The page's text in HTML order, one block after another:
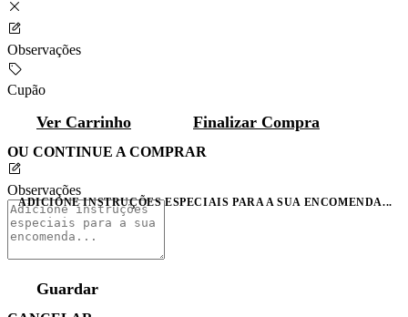
Observações
Cupão
Ver Carrinho Finalizar Compra
OU CONTINUE A COMPRAR
Observações
ADICIONE INSTRUÇÕES ESPECIAIS PARA A SUA ENCOMENDA...
Guardar